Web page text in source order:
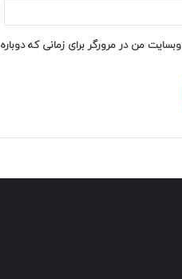
وبسایت من در مرورگر برای زمانی که